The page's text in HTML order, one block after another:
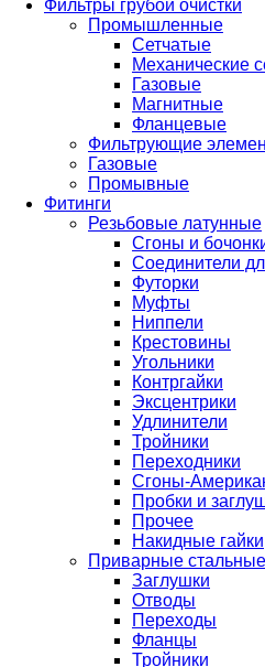
Фильтры грубой очистки
Промышленные
Сетчатые
Механические
Газовые
Магнитные
Фланцевые
Фильтрующие
Газовые
Промывные
Фитинги
Резьбовые латунные
Сгоны и
Соединители
Футорки
Муфты
Ниппели
Крестовины
Угольники
Контргайки
Эксцентрики
Удлинители
Тройники
Переходники
Сгоны-
Пробки и
Прочее
Накидные гайки
Приварные стальные
Заглушки
Отводы
Переходы
Фланцы
Тройники